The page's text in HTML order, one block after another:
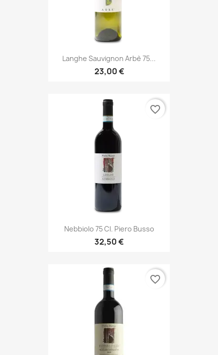
Langhe Sauvignon Arbè 75...
23,00 €
Nebbiolo 75 Cl. Piero Busso
32,50 €
favorite_border
favorite_border